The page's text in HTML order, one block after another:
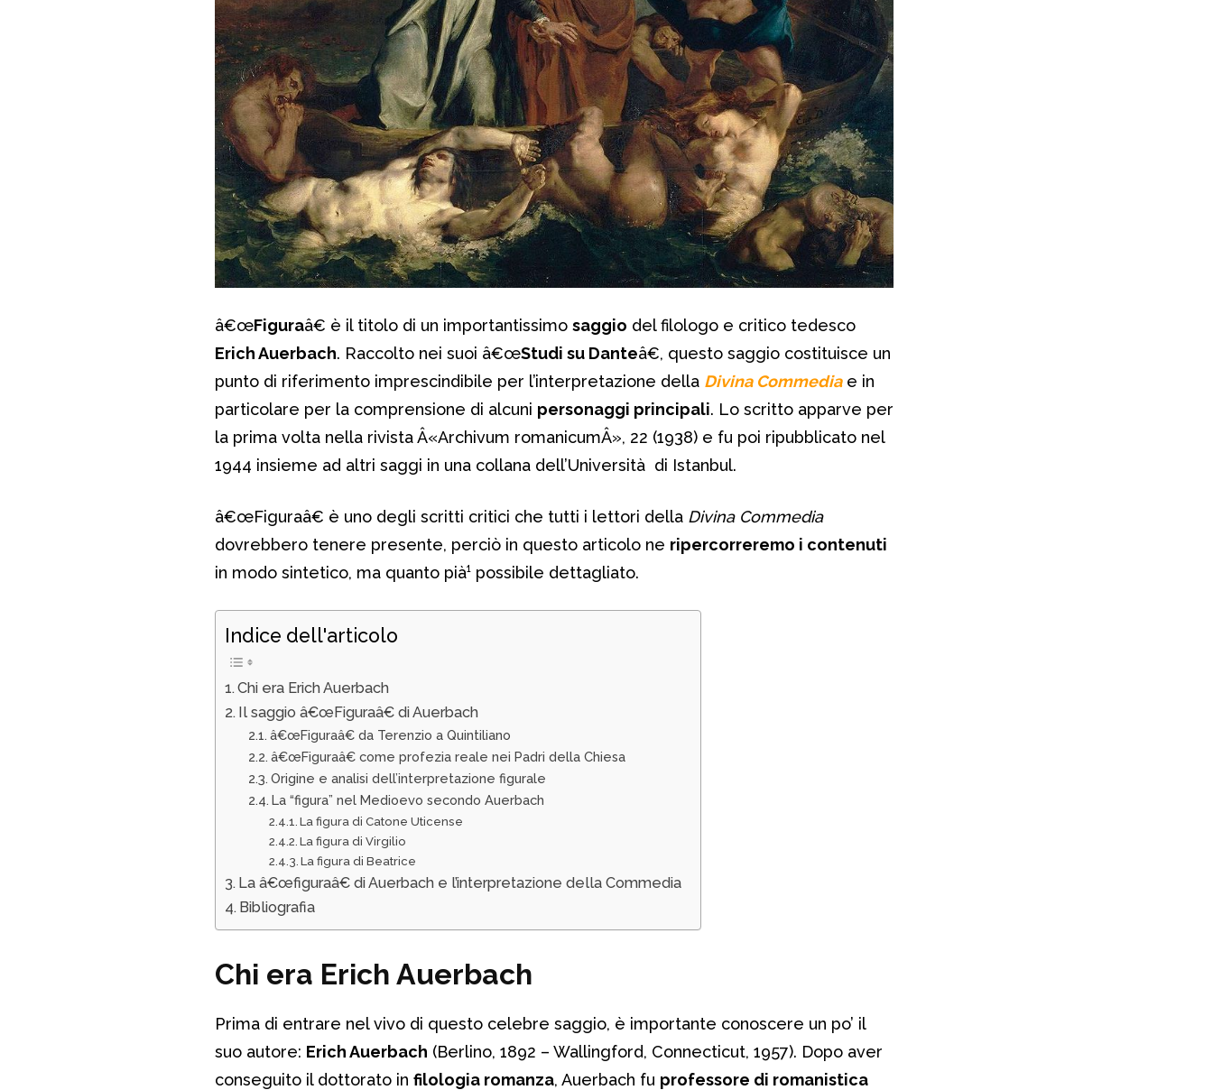
â€œFiguraâ€ è il titolo di un importantissimo saggio del filologo e critico tedesco
Erich Auerbach. Raccolto nei suoi â€œStudi su Danteâ€, questo saggio costituisce un
punto di riferimento imprescindibile per l’interpretazione della Divina Commediae in
particolare per la comprensione di alcuni personaggi principali. Lo scritto apparve per
la prima volta nella rivista Â«Archivum romanicumÂ», 22 (1938) e fu poi ripubblicato nel
1944 insieme ad altri saggi in una collana dell’Università di Istanbul.
â€œFiguraâ€ è uno degli scritti critici che tutti i lettori della Divina Commedia
dovrebbero tenere presente, perciò in questo articolo ne ripercorreremo i contenuti
in modo sintetico, ma quanto pià¹ possibile dettagliato.
Indice dell'articolo
Chi era Erich Auerbach
Il saggio â€œFiguraâ€ di Auerbach
â€œFiguraâ€ da Terenzio a Quintiliano
â€œFiguraâ€ come profezia reale nei Padri della Chiesa
Origine e analisi dell’interpretazione figurale
La “figura” nel Medioevo secondo Auerbach
La figura di Catone Uticense
La figura di Virgilio
La figura di Beatrice
La â€œfiguraâ€ di Auerbach e l’interpretazione della Commedia
Bibliografia
Chi era Erich Auerbach
Prima di entrare nel vivo di questo celebre saggio, è importante conoscere un po’ il
suo autore: Erich Auerbach (Berlino, 1892 – Wallingford, Connecticut, 1957). Dopo aver
conseguito il dottorato in filologia romanza, Auerbach fu professore di romanistica